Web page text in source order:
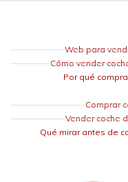
Web para
Cómo vender
Por qué
Comprar
Vender coche
Qué mirar antes de